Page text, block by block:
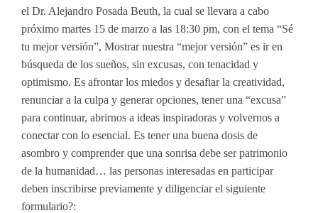
el Dr. Alejandro Posada Beuth, la cual se llevara a cabo
próximo martes 15 de marzo a las 18:30 pm, con el tema “Sé
tu mejor versión”, Mostrar nuestra “mejor versión” es ir en
búsqueda de los sueños, sin excusas, con tenacidad y
optimismo. Es afrontar los miedos y desafiar la creatividad,
renunciar a la culpa y generar opciones, tener una “excusa”
para continuar, abrirnos a ideas inspiradoras y volvernos a
conectar con lo esencial. Es tener una buena dosis de
asombro y comprender que una sonrisa debe ser patrimonio
de la humanidad… las personas interesadas en participar
deben inscribirse previamente y diligenciar el siguiente
formulario?: